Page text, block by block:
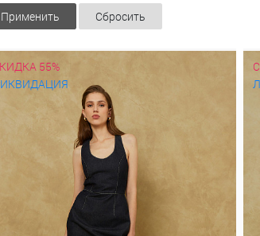
Применить Сбросить
55%